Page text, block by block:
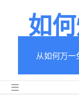
如
从如何万一